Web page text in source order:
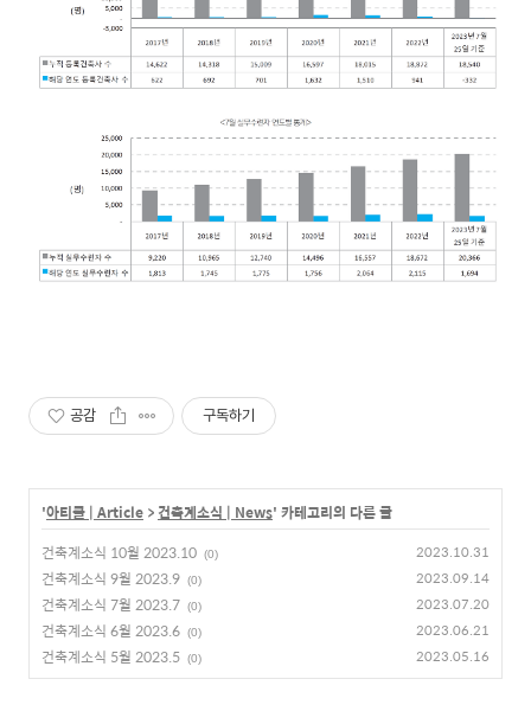
공감 구독하기
'아티클 | Article > 건축계소식 | News' 카테고리의 다른 글
건축계소식 10월 2023.10 (0) 2023.10.31
건축계소식 9월 2023.9 (0) 2023.09.14
건축계소식 7월 2023.7 (0) 2023.07.20
건축계소식 6월 2023.6 (0) 2023.06.21
건축계소식 5월 2023.5 (0) 2023.05.16